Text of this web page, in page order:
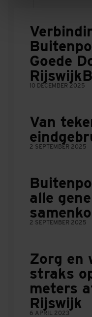
Goede
10 DECEMBER 2025
Van
2 SEPTEMBER 2025
alle
2 SEPTEMBER 2025
Zorg en
straks
meters
Rijswijk
6 APRIL 2023